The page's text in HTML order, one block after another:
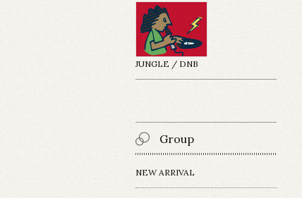
JUNGLE / DNB
Group
NEW ARRIVAL